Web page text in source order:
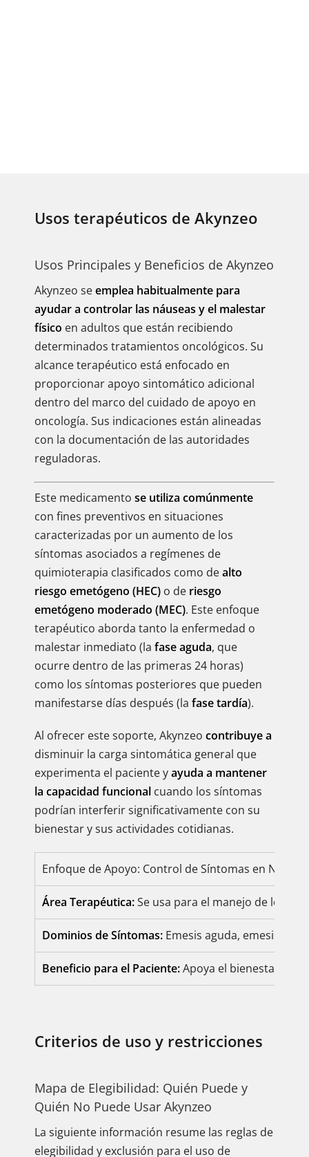
Usos terapéuticos de Akynzeo
Usos Principales y Beneficios de Akynzeo
Akynzeo seemplea habitualmente para
ayudar a controlar las náuseas y el malestar
físico en adultos que están recibiendo
determinados tratamientos oncológicos. Su
alcance terapéutico está enfocado en
proporcionar apoyo sintomático adicional
dentro del marco del cuidado de apoyo en
oncología. Sus indicaciones están alineadas
con la documentación de las autoridades
reguladoras.
Este medicamento se utiliza comúnmente
con fines preventivos en situaciones
caracterizadas por un aumento de los
síntomas asociados a regímenes de
quimioterapia clasificados como dealto
riesgo emetógeno (HEC) o de riesgo
emetógeno moderado (MEC). Este enfoque
terapéutico aborda tanto la enfermedad o
malestar inmediato (la fase aguda, que
ocurre dentro de las primeras 24 horas)
como los síntomas posteriores que pueden
manifestarse días después (la fase tardía).
Al ofrecer este soporte, Akynzeo contribuye a
disminuir la carga sintomática general que
experimenta el paciente yayuda a mantener
la capacidad funcional cuando los síntomas
podrían interferir significativamente con su
bienestar y sus actividades cotidianas.
Enfoque de Apoyo: Control de Síntomas en
Área Terapéutica:Se usa para el manejo de los
Dominios de Síntomas: Emesis aguda, emesis
Beneficio para el Paciente:Apoya el bienestar
Criterios de uso y restricciones
Mapa de Elegibilidad: Quién Puede y
Quién No Puede Usar Akynzeo
La siguiente información resume las reglas de
elegibilidad y exclusión para el uso de